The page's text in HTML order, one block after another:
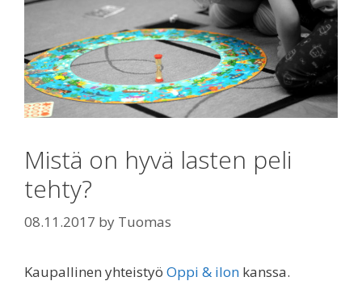
Mistä on hyvä lasten peli
tehty?
08.11.2017 by Tuomas
Kaupallinen yhteistyö Oppi & ilon kanssa.